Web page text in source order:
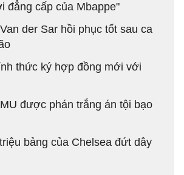
đẳng cấp của Mbappe"
der Sar hồi phục tốt sau ca
thức ký hợp đồng mới với
được phán trắng án tội bạo
bảng của Chelsea đứt dây